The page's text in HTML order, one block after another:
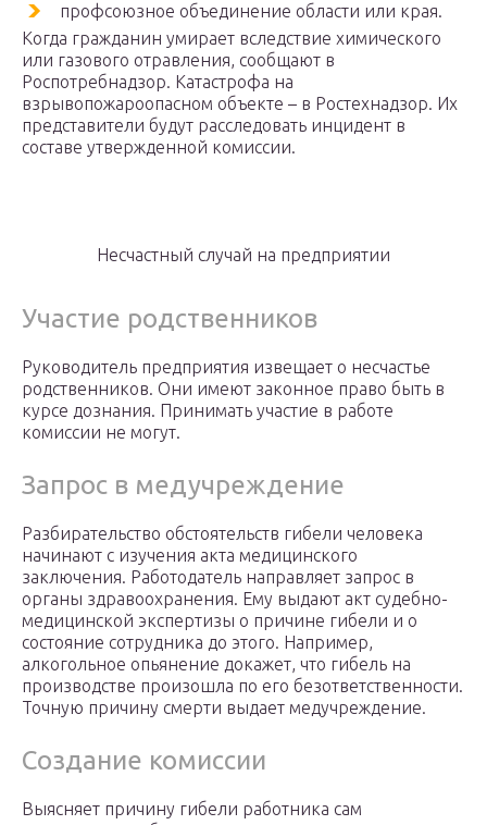
профсоюзное объединение области или края.
Когда гражданин умирает вследствие химического
или газового отравления, сообщают в
Роспотребнадзор. Катастрофа на
взрывопожароопасном объекте – в Ростехнадзор. Их
представители будут расследовать инцидент в
составе утвержденной комиссии.
Несчастный случай на предприятии
Участие родственников
Руководитель предприятия извещает о несчастье
родственников. Они имеют законное право быть в
курсе дознания. Принимать участие в работе
комиссии не могут.
Запрос в медучреждение
Разбирательство обстоятельств гибели человека
начинают с изучения акта медицинского
заключения. Работодатель направляет запрос в
органы здравоохранения. Ему выдают акт судебно-
медицинской экспертизы о причине гибели и о
состояние сотрудника до этого. Например,
алкогольное опьянение докажет, что гибель на
производстве произошла по его безответственности.
Точную причину смерти выдает медучреждение.
Создание комиссии
Выясняет причину гибели работника сам